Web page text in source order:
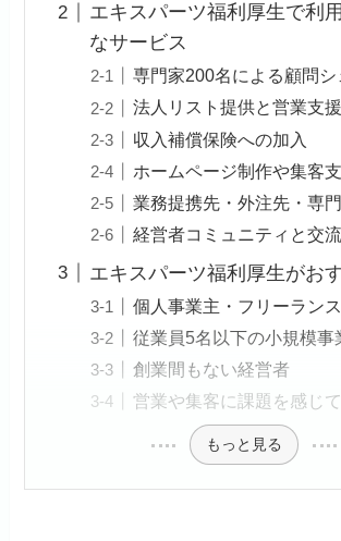
エキスパーツ福利厚生で利
なサービス
専門家200名による顧問
法人リスト提供と営業支
収入補償保険への加入
ホームページ制作や集客
業務提携先・外注先・専
経営者コミュニティと交
エキスパーツ福利厚生がお
個人事業主・フリーランス
従業員5名以下の小規模事
創業間もない経営者
営業や集客に課題を感じ
もっと見る